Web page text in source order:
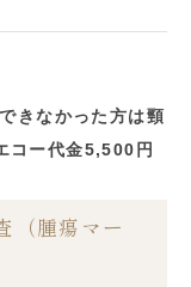
きなかった方は頸
コー代金5,500円
（腫瘍マー